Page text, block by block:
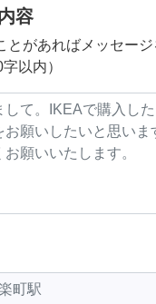
容
とがあればメッセー
以内）